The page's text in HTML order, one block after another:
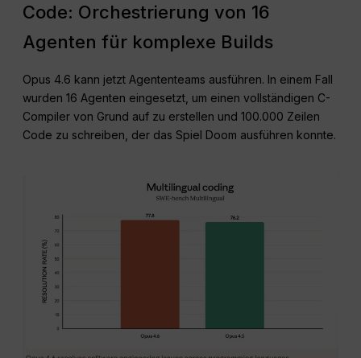
Code: Orchestrierung von 16
Agenten für komplexe Builds
Opus 4.6 kann jetzt Agententeams ausführen. In einem Fall
wurden 16 Agenten eingesetzt, um einen vollständigen C-
Compiler von Grund auf zu erstellen und 100.000 Zeilen
Code zu schreiben, der das Spiel Doom ausführen konnte.